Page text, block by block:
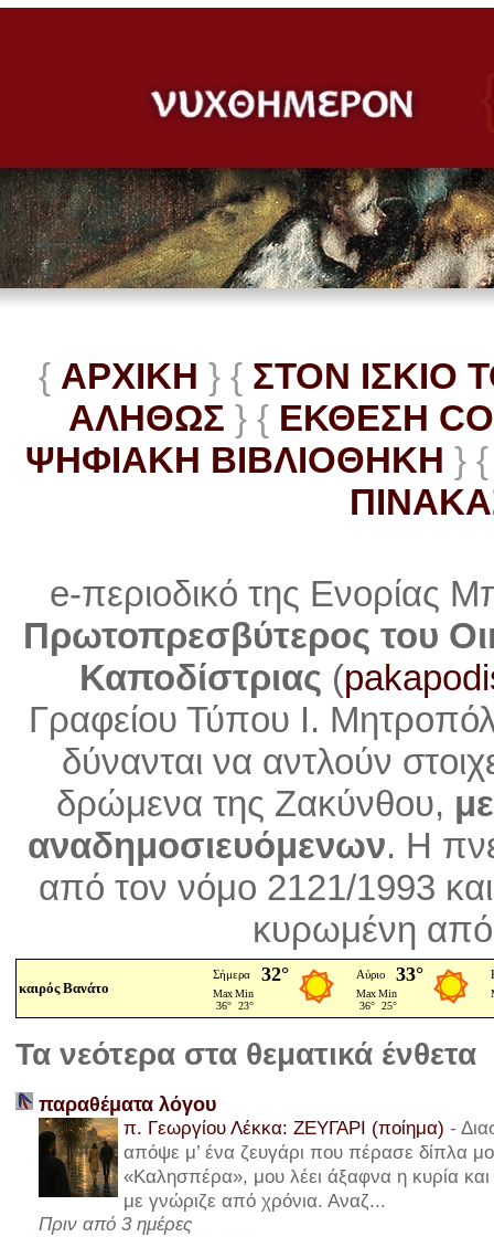
{ ΑΡΧΙΚΗ } { ΣΤΟΝ ΙΣΚΙΟ
ΑΛΗΘΩΣ } { ΕΚΘΕΣΗ
ΨΗΦΙΑΚΗ ΒΙΒΛΙΟΘΗΚΗ } {
e-περιοδικό της Ενορίας
Πρωτοπρεσβύτερος του
Καποδίστριας (
Γραφείου Τύπου Ι.
δύνανται να αντλούν
δρώμενα της Ζακύνθου,
αναδημοσιευόμενων. Η
από τον νόμο 2121/1993
κυρωμένη
καιρός Βανάτο
Τα νεότερα στα θεματικά ένθετα
παραθέματα λόγου
π. Γεωργίου Λέκκα: ΖΕΥΓΑΡΙ (ποίημα) -
απόψε μ’ ένα ζευγάρι που πέρασε δίπλα
«Καλησπέρα», μου λέει άξαφνα η κυρία και
με γνώριζε από χρόνια. Αναζ...
Πριν από 3 ημέρες